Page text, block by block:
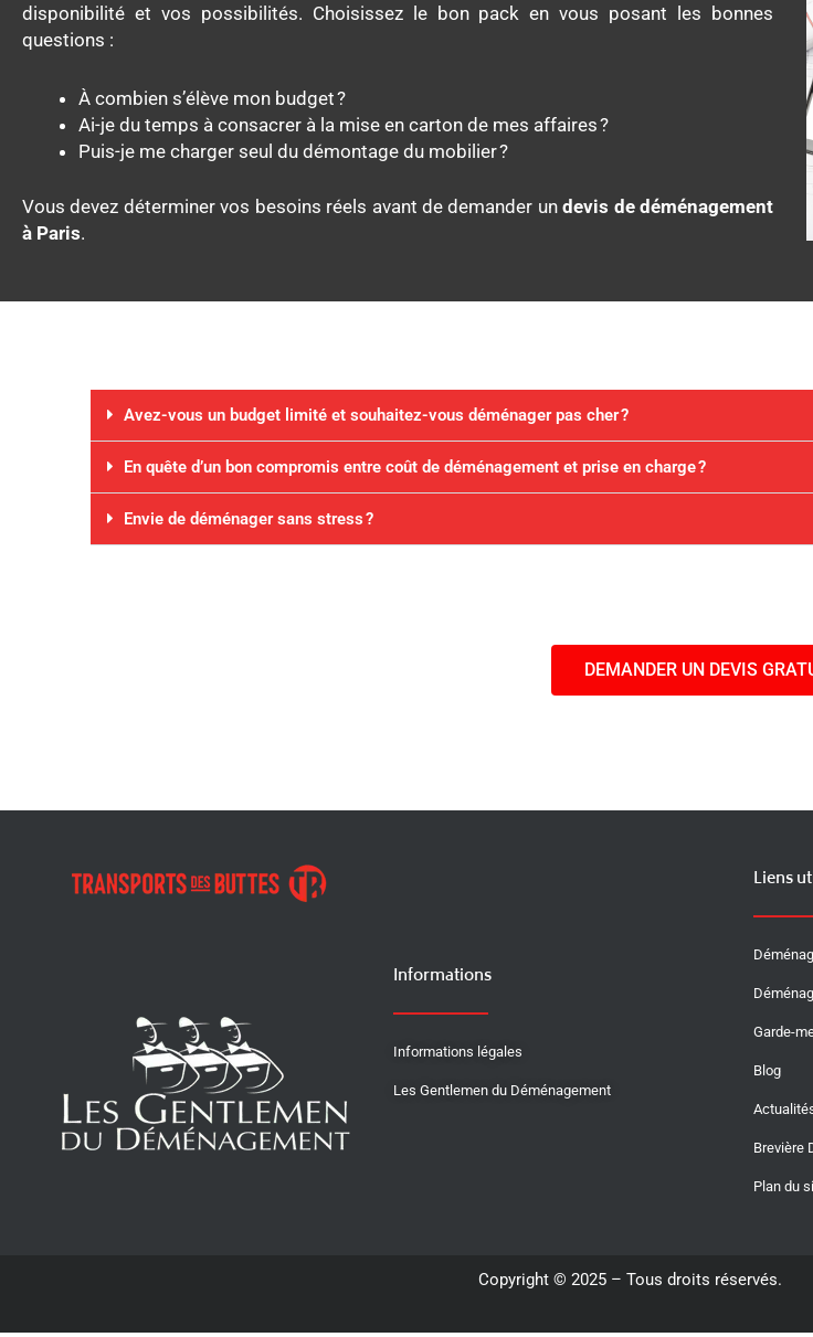
disponibilité et vos possibilités. Choisissez le bon pack en vous posant les bonnes
questions :
À combien s’élève mon budget ?
Ai-je du temps à consacrer à la mise en carton de mes affaires ?
Puis-je me charger seul du démontage du mobilier ?
Vous devez déterminer vos besoins réels avant de demander undevis de déménagement
à Paris.
Avez-vous un budget limité et souhaitez-vous déménager pas cher ?
En quête d’un bon compromis entre coût de déménagement et prise en charge ?
Envie de déménager sans stress ?
DEMANDER UN DEVIS
Informations
Informations légales
Les Gentlemen du Déménagement
Liens
Garde-
Blog
Brevière
Plan du
Copyright © 2025 – Tous droits réservés.